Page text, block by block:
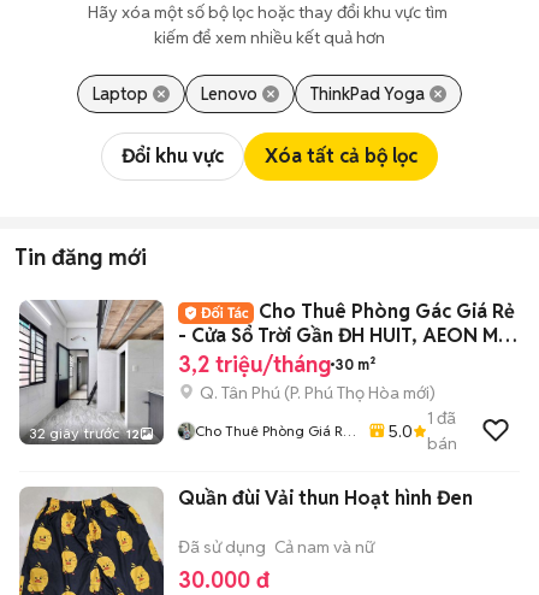
Hãy xóa một số bộ lọc hoặc thay đổi khu vực tìm
kiếm để xem nhiều kết quả hơn
Laptop Lenovo ThinkPad Yoga
Đổi khu vực Xóa tất cả bộ lọc
Tin đăng mới
32 giây trước 12
Cho Thuê Phòng Gác Giá Rẻ
- Cửa Sổ Trời Gần ĐH HUIT, AEON Mall
Tân Phú
3,2 triệu/tháng 30 m²
Q. Tân Phú (P. Phú Thọ Hòa mới)
Cho Thuê Phòng Giá Rẻ
5.0
1 đã
bán
Quần đùi Vải thun Hoạt hình Đen
Đã sử dụng Cả nam và nữ
30.000 đ